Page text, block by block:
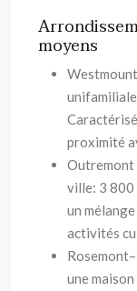
moyens
proximité
Outremont
ville: 3 800
un
activités
une